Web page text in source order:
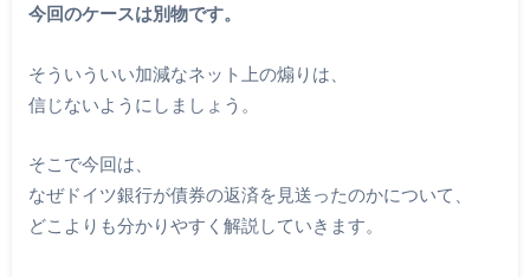
今回のケースは別物です。
そういういい加減なネット上の煽りは、
信じないようにしましょう。
そこで今回は、
なぜドイツ銀行が債券の返済を見送ったのかについて、
どこよりも分かりやすく解説していきます。